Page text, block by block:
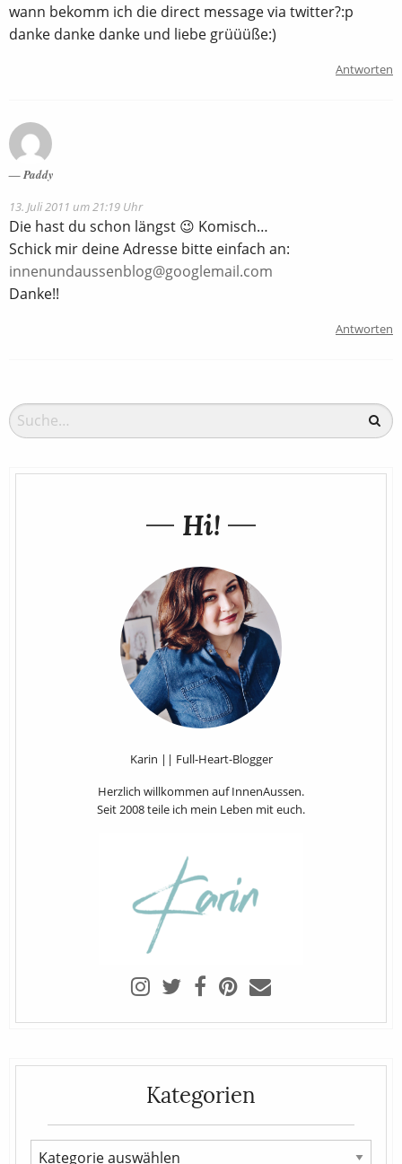
wann bekomm ich die direct message via twitter?:p
danke danke danke und liebe grüüüße:)
Antworten
Paddy
13. Juli 2011 um 21:19 Uhr
Die hast du schon längst 😉 Komisch…
Schick mir deine Adresse bitte einfach an:
innenundaussenblog@googlemail.com
Danke!!
Antworten
Hi!
Karin || Full-Heart-Blogger
Herzlich willkommen auf InnenAussen.
Seit 2008 teile ich mein Leben mit euch.
Kategorien